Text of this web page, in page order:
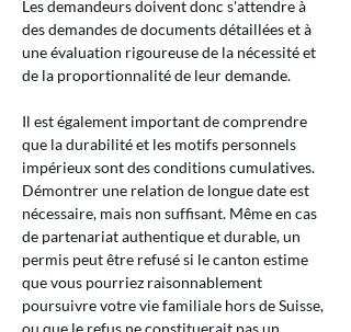
Les demandeurs doivent donc s'attendre à
des demandes de documents détaillées et à
une évaluation rigoureuse de la nécessité et
de la proportionnalité de leur demande.
Il est également important de comprendre
que la durabilité et les motifs personnels
impérieux sont des conditions cumulatives.
Démontrer une relation de longue date est
nécessaire, mais non suffisant. Même en cas
de partenariat authentique et durable, un
permis peut être refusé si le canton estime
que vous pourriez raisonnablement
poursuivre votre vie familiale hors de Suisse,
ou que le refus ne constituerait pas un